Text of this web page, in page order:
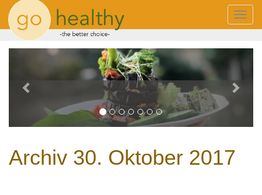
Toggle
Previous
Archiv 30. Oktober 2017